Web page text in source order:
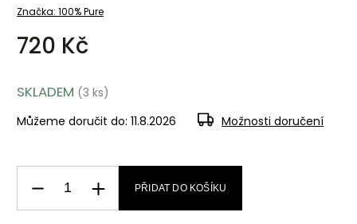
Značka: 100% Pure
720 Kč
SKLADEM (3 ks)
Můžeme doručit do: 11.8.2026 Možnosti doručení
PŘIDAT DO KOŠÍKU